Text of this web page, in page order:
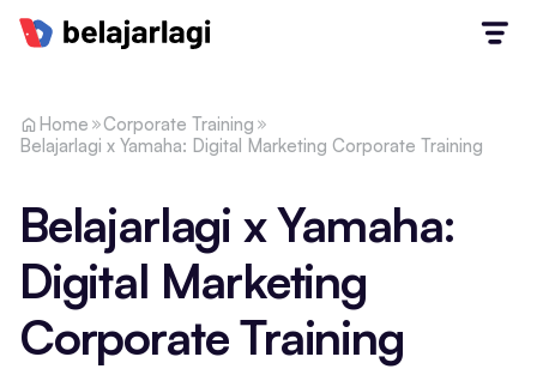
Home
Corporate Training
Belajarlagi x Yamaha: Digital Marketing Corporate Training
Belajarlagi x Yamaha:
Digital Marketing
Corporate Training